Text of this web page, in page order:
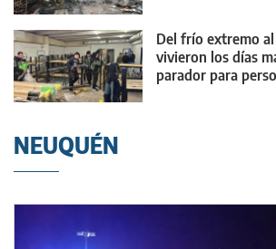
Del frío extremo
vivieron los días
parador para
NEUQUÉN